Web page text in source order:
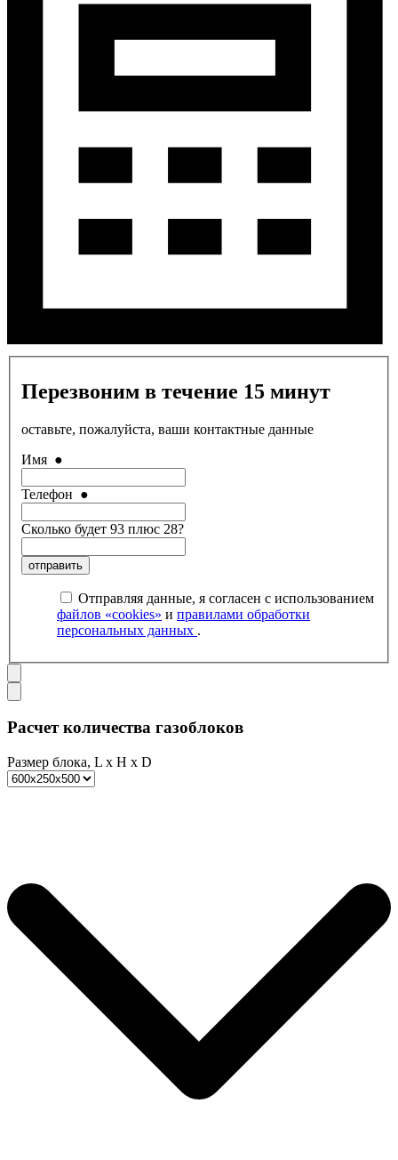
Перезвоним в течение 15 минут
оставьте, пожалуйста, ваши контактные данные
Имя ●
Телефон ●
Сколько будет 93 плюс 28?
отправить
Отправляя данные, я согласен с использованием
файлов «cookies» и правилами обработки
персональных данных .
Расчет количества газоблоков
Размер блока, L x H x D